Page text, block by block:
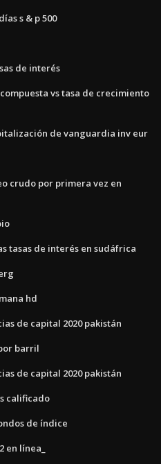
s & p 500
de interés
vs tasa de crecimiento
de vanguardia inv eur
crudo por primera vez en
tasas de interés en sudáfrica
hd
de capital 2020 pakistán
barril
de capital 2020 pakistán
calificado
de índice
línea_